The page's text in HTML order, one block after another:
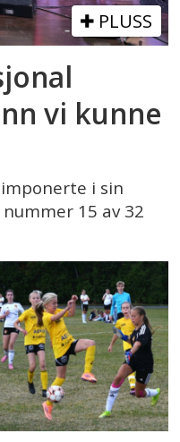
PLUSS
vi kunne
i sin
15 av 32